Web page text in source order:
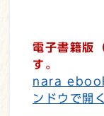
電子書籍版
す。
nara
ンドウで開